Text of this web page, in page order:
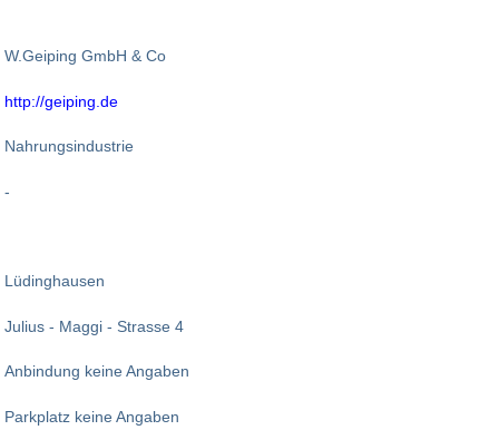
W.Geiping GmbH & Co
http://geiping.de
Nahrungsindustrie
-
Lüdinghausen
Julius - Maggi - Strasse 4
Anbindung keine Angaben
Parkplatz keine Angaben